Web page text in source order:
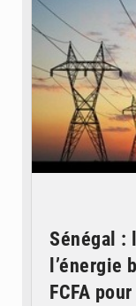
Sénégal :
FCFA